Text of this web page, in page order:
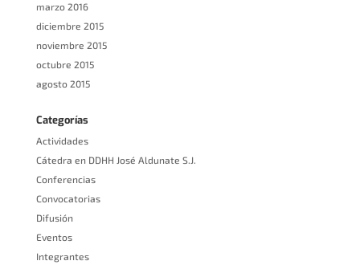
marzo 2016
diciembre 2015
noviembre 2015
octubre 2015
agosto 2015
Categorías
Actividades
Cátedra en DDHH José Aldunate S.J.
Conferencias
Convocatorias
Difusión
Eventos
Integrantes